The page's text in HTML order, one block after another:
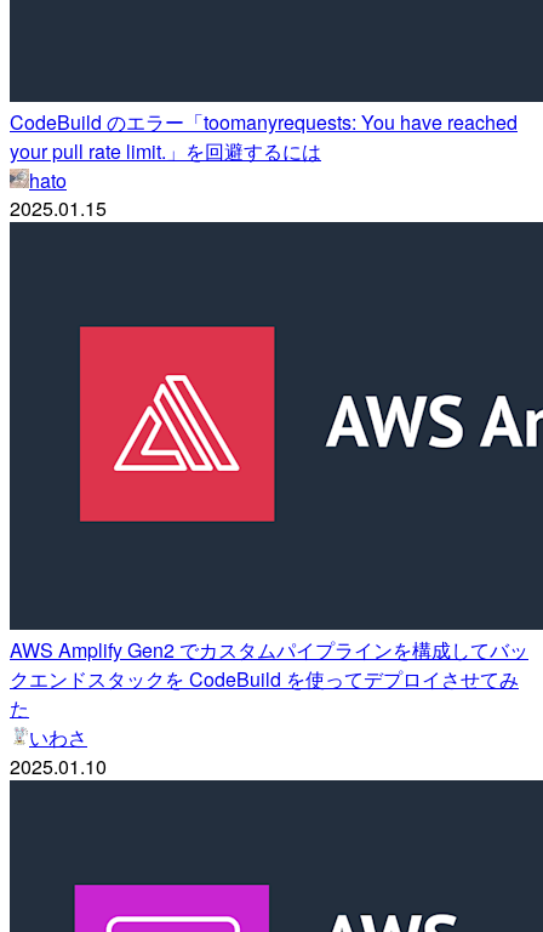
CodeBuild のエラー「toomanyrequests: You have reached
your pull rate limit.」を回避するには
hato
2025.01.15
AWS Amplify Gen2 でカスタムパイプラインを構成してバッ
クエンドスタックを CodeBuild を使ってデプロイさせてみ
た
いわさ
2025.01.10